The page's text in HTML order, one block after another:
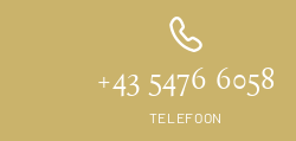
+43 5476 6058
TELEFOON